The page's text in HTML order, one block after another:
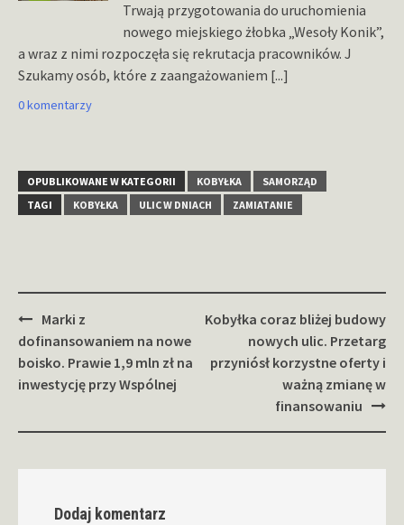
Trwają przygotowania do uruchomienia
nowego miejskiego żłobka „Wesoły Konik”,
a wraz z nimi rozpoczęła się rekrutacja pracowników. J
Szukamy osób, które z zaangażowaniem [...]
0 komentarzy
OPUBLIKOWANE W KATEGORII KOBYŁKA
SAMORZĄD
TAGI
KOBYŁKA ULIC W DNIACH ZAMIATANIE
Zobacz
wpisy
Marki z
dofinansowaniem na nowe
boisko. Prawie 1,9 mln zł na
inwestycję przy Wspólnej
Kobyłka coraz bliżej budowy
nowych ulic. Przetarg
przyniósł korzystne oferty i
ważną zmianę w
finansowaniu
Dodaj komentarz